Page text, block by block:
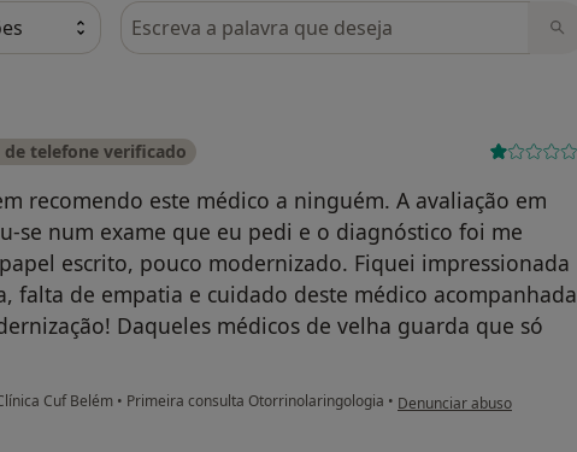
Pesquisar em opiniões
de telefone verificado
recomendo este médico a ninguém. A avaliação em
se num exame que eu pedi e o diagnóstico foi me
escrito, pouco modernizado. Fiquei impressionada
falta de empatia e cuidado deste médico acompanhada
Daqueles médicos de velha guarda que só
Cuf Belém • Primeira consulta Otorrinolaringologia • na opinião do utilizador SB
Denunciar abuso